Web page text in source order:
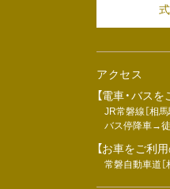
アクセス
【電車・バス
JR常磐線［相
バス停降車→
【お車をご利用
常磐自動車道